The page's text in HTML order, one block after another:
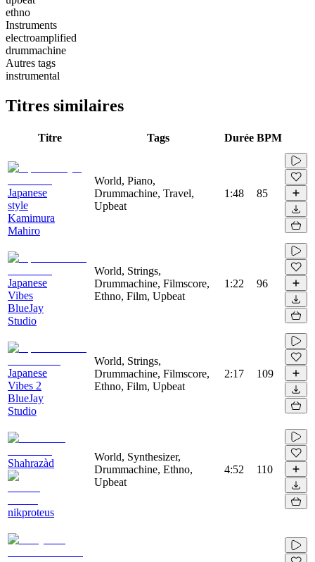
ethno
Instruments
electroamplified
drummachine
Autres tags
instrumental
Titres similaires
Titre Tags Durée BPM
Japanese
style
Kamimura
Mahiro
World, Piano,
Drummachine, Travel,
Upbeat
1:48 85
Japanese
Vibes
BlueJay
Studio
World, Strings,
Drummachine, Filmscore,
Ethno, Film, Upbeat
1:22 96
Japanese
Vibes 2
BlueJay
Studio
World, Strings,
Drummachine, Filmscore,
Ethno, Film, Upbeat
2:17 109
Shahrazàd
nikproteus
World, Synthesizer,
Drummachine, Ethno,
Upbeat
4:52 110